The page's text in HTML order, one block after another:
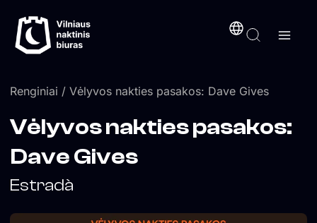
prie
turinio
Renginiai / Vėlyvos nakties pasakos: Dave Gives
Vėlyvos nakties pasakos:
Dave Gives
Estradà